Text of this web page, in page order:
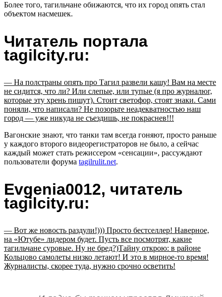
Более того, тагильчане обижаются, что их город опять стал
объектом насмешек.
Читатель портала
tagilcity.ru:
— На полстраны опять про Тагил развели кашу! Вам на месте
не сидится, что ли? Или слепые, или тупые (я про журналюг,
которые эту хрень пишут). Стоит светофор, стоят знаки. Сами
поняли, что написали? Не позорьте неадекватностью наш
город — уже никуда не съездишь, не покраснев!!!
Вагонские знают, что танки там всегда гоняют, просто раньше
у каждого второго видеорегистраторов не было, а сейчас
каждый может стать режиссером «сенсации», рассуждают
пользователи форума tagilrulit.net.
Evgenia0012, читатель
tagilcity.ru:
— Вот же новость раздули!))) Просто бестселлер! Наверное,
на «Ютубе» лидером будет. Пусть все посмотрят, какие
тагильчане суровые. Ну не бред?)Тайну открою: в районе
Кольцово самолеты низко летают! И это в мирное-то время!
Журналисты, скорее туда, нужно срочно осветить!